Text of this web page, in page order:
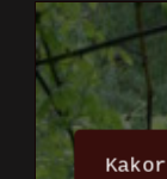
Kakor